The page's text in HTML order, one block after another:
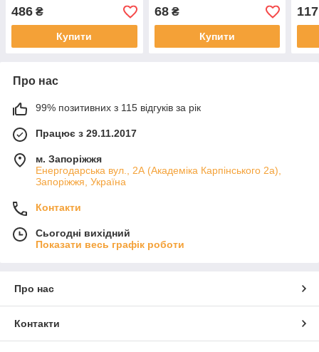
486 ₴
Купити
68₴
Купити
117
Про нас
99% позитивних з 115 відгуків за рік
Працює з 29.11.2017
м. Запоріжжя
Енергодарська вул., 2А (Академіка Карпінського 2а),
Запоріжжя, Україна
Контакти
Сьогодні вихідний
Показати весь графік роботи
Про нас
Контакти